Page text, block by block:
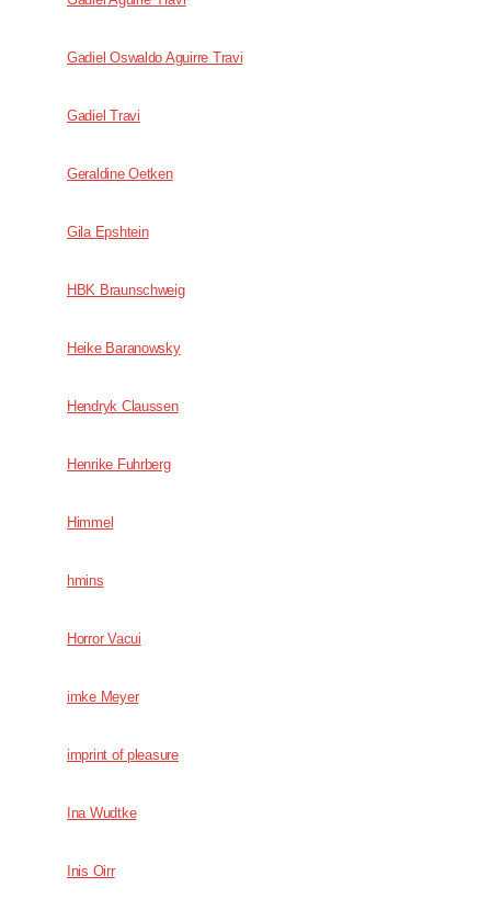
Gadiel Oswaldo Aguirre Travi
Gadiel Travi
Geraldine Oetken
Gila Epshtein
HBK Braunschweig
Heike Baranowsky
Hendryk Claussen
Henrike Fuhrberg
Himmel
hmins
Horror Vacui
imke Meyer
imprint of pleasure
Ina Wudtke
Inis Oirr